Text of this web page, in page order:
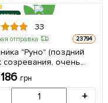
33
отправка 23794
"Руно" (поздний
созревания, очень
сорт) 1 саженец
186 грн
+